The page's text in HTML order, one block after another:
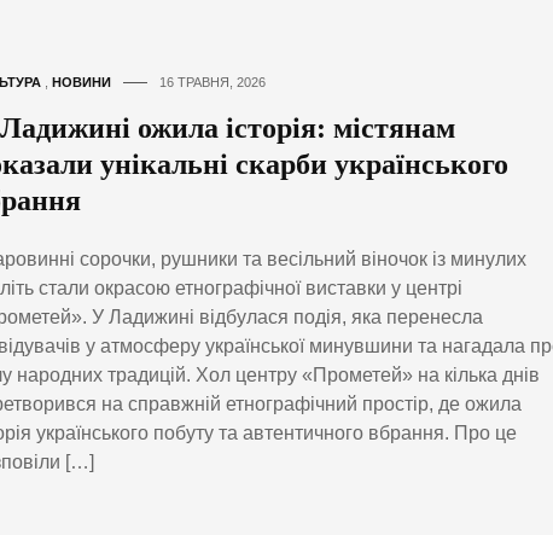
, НОВИНИ 16 ТРАВНЯ, 2026
ожила історія: містянам
унікальні скарби українського
сорочки, рушники та весільний віночок із минулих
стали окрасою етнографічної виставки у центрі
У Ладижині відбулася подія, яка перенесла
у атмосферу української минувшини та нагадала
народних традицій. Хол центру «Прометей» на кілька днів
на справжній етнографічний простір, де ожила
українського побуту та автентичного вбрання. Про це
[…]